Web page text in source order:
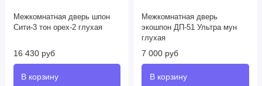
Межкомнатная дверь шпон
Сити-3 тон орех-2 глухая
16 430 руб
Межкомнатная дверь
экошпон ДП-51 Ультра мун
глухая
7 000 руб